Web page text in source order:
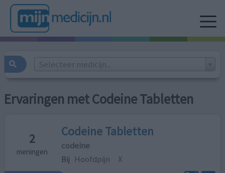
Selecteer medicijn...
Ervaringen met Codeine Tabletten
2
meningen
Codeine Tabletten
codeine
Bij Hoofdpijn X